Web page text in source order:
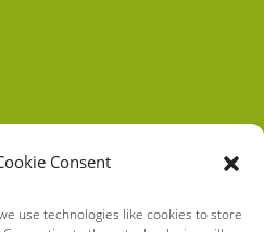
Consent
use technologies like cookies to store
INNOVATION S.L.